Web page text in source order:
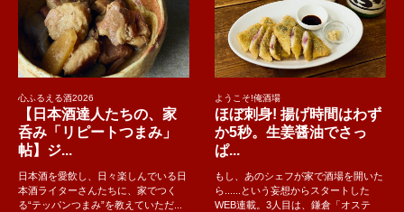
心ふるえる酒2026
【日本酒達人たちの、家
呑み「リピートつまみ」
帖】ジ...
日本酒を愛飲し、日々楽しんでいる日
本酒ライターさんたちに、家でつく
る“テッパンつまみ”を教えていただ...
ようこそ!俺酒場
ほぼ刺身! 揚げ時間はわず
か5秒。生姜醤油でさっ
ぱ...
もし、あのシェフが家で酒場を開いた
ら......という妄想からスタートした
WEB連載。3人目は、鎌倉「オステ